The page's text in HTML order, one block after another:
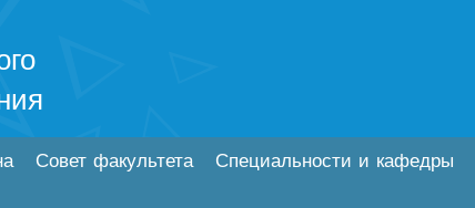
Совет факультета Специальности и кафедры